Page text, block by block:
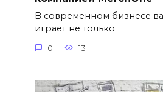
В современном бизнесе
играет не только
0 13